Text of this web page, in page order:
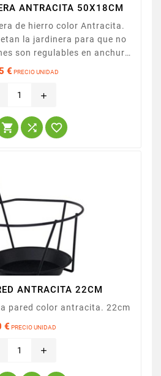
ANTRACITA 50X18CM
de hierro color Antracita.
la jardinera para que no
son regulables en anchura
los distintos anchos de
€ PRECIO UNIDAD
add
  
ANTRACITA 22CM
pared color antracita. 22cm
€ PRECIO UNIDAD
add